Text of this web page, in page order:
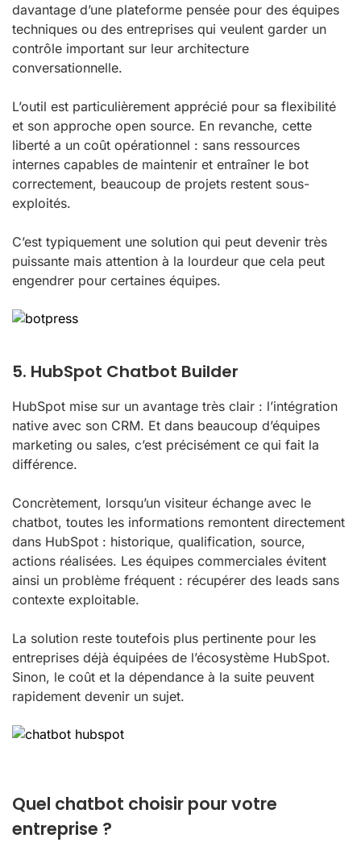
davantage d’une plateforme pensée pour des équipes
techniques ou des entreprises qui veulent garder un
contrôle important sur leur architecture
conversationnelle.
L’outil est particulièrement apprécié pour sa flexibilité
et son approche open source. En revanche, cette
liberté a un coût opérationnel : sans ressources
internes capables de maintenir et entraîner le bot
correctement, beaucoup de projets restent sous-
exploités.
C’est typiquement une solution qui peut devenir très
puissante mais attention à la lourdeur que cela peut
engendrer pour certaines équipes.
5. HubSpot Chatbot Builder
HubSpot mise sur un avantage très clair : l’intégration
native avec son CRM. Et dans beaucoup d’équipes
marketing ou sales, c’est précisément ce qui fait la
différence.
Concrètement, lorsqu’un visiteur échange avec le
chatbot, toutes les informations remontent directement
dans HubSpot : historique, qualification, source,
actions réalisées. Les équipes commerciales évitent
ainsi un problème fréquent : récupérer des leads sans
contexte exploitable.
La solution reste toutefois plus pertinente pour les
entreprises déjà équipées de l’écosystème HubSpot.
Sinon, le coût et la dépendance à la suite peuvent
rapidement devenir un sujet.
Quel chatbot choisir pour votre
entreprise ?